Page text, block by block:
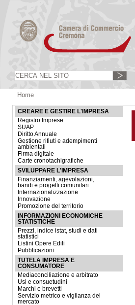
Home
CREARE E GESTIRE L'IMPRESA
Registro Imprese
SUAP
Diritto Annuale
Gestione rifiuti e adempimenti
ambientali
Firma digitale
Carte cronotachigrafiche
SVILUPPARE L'IMPRESA
Finanziamenti, agevolazioni,
bandi e progetti comunitari
Internazionalizzazione
Innovazione
Promozione del territorio
INFORMAZIONI ECONOMICHE
STATISTICHE
Prezzi, indice istat, studi e dati
statistici
Listini Opere Edili
Pubblicazioni
TUTELA IMPRESA E
CONSUMATORE
Mediaconciliazione e arbitrato
Usi e consuetudini
Marchi e brevetti
Servizio metrico e vigilanza del
mercato